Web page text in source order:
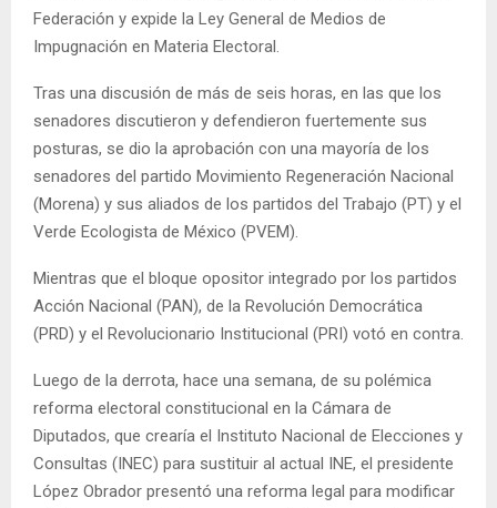
Federación y expide la Ley General de Medios de
Impugnación en Materia Electoral.
Tras una discusión de más de seis horas, en las que los
senadores discutieron y defendieron fuertemente sus
posturas, se dio la aprobación con una mayoría de los
senadores del partido Movimiento Regeneración Nacional
(Morena) y sus aliados de los partidos del Trabajo (PT) y el
Verde Ecologista de México (PVEM).
Mientras que el bloque opositor integrado por los partidos
Acción Nacional (PAN), de la Revolución Democrática
(PRD) y el Revolucionario Institucional (PRI) votó en contra.
Luego de la derrota, hace una semana, de su polémica
reforma electoral constitucional en la Cámara de
Diputados, que crearía el Instituto Nacional de Elecciones y
Consultas (INEC) para sustituir al actual INE, el presidente
López Obrador presentó una reforma legal para modificar